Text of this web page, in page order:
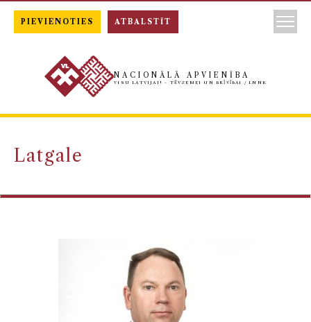
NACIONĀLĀ APVIENĪBA
VISU LATVIJAI! - TĒVZEMEI UN BRĪVĪBAI / LNNK
Latgale
PIEVIENOTIES ATBALSTĪT